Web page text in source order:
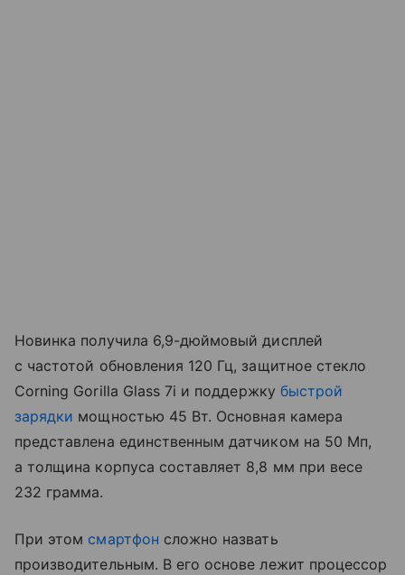
Новинка получила 6,9-дюймовый дисплей
с частотой обновления 120 Гц, защитное стекло
Corning Gorilla Glass 7i и поддержку быстрой
зарядки мощностью 45 Вт. Основная камера
представлена единственным датчиком на 50 Мп,
а толщина корпуса составляет 8,8 мм при весе
232 грамма.
При этом смартфон сложно назвать
производительным. В его основе лежит процессор